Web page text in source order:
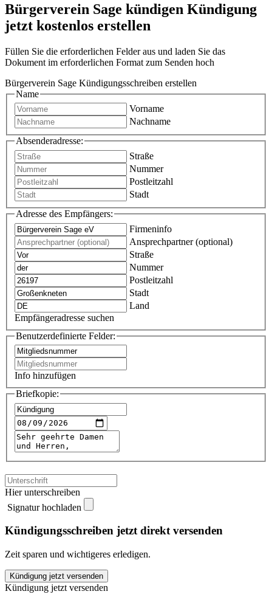
Bürgerverein Sage kündigen Kündigung
jetzt kostenlos erstellen
Füllen Sie die erforderlichen Felder aus und laden Sie das
Dokument im erforderlichen Format zum Senden hoch
Bürgerverein Sage Kündigungsschreiben erstellen
Name
Vorname
Nachname
Absenderadresse:
Straße
Nummer
Postleitzahl
Stadt
Adresse des Empfängers:
Firmeninfo
Ansprechpartner (optional)
Straße
Nummer
Postleitzahl
Stadt
Land
Empfängeradresse suchen
Benutzerdefinierte Felder:
Info hinzufügen
Briefkopie:
Hier unterschreiben
Signatur hochladen
Kündigungsschreiben jetzt direkt versenden
Zeit sparen und wichtigeres erledigen.
Bürgerverein
Sage
Kündigung jetzt versenden
Kündigung jetzt versenden